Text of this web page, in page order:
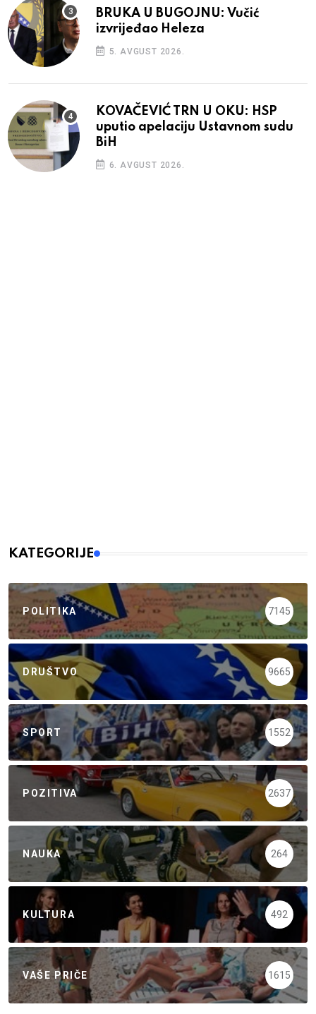
BRUKA U BUGOJNU: Vučić
izvrijeđao Heleza
5. AVGUST 2026.
KOVAČEVIĆ TRN U OKU: HSP
uputio apelaciju Ustavnom sudu
BiH
6. AVGUST 2026.
KATEGORIJE
POLITIKA 7145
DRUŠTVO 9665
SPORT 1552
POZITIVA 2637
NAUKA 264
KULTURA 492
VAŠE PRIČE 1615